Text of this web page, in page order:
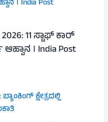
11 ಸ್ಟಾಫ್ ಕಾರ್
। India Post